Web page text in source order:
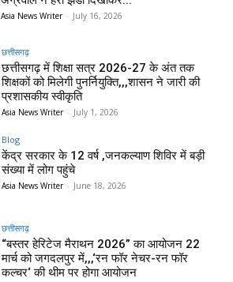
Asia News Writer - July 16, 2026
छत्तीसगढ़
छत्तीसगढ़ में शिक्षा सत्र 2026-27 के अंत तक
शिक्षकों को मिलेगी पुनर्नियुक्ति,,,शासन ने जारी की
प्रशासकीय स्वीकृति
Asia News Writer - July 1, 2026
Blog
केंद्र सरकार के 12 वर्ष ,जनकल्याण शिविर में बड़ी
संख्या में लोग पहुंचे
Asia News Writer - June 18, 2026
छत्तीसगढ़
“बस्तर हेरिटेज मैराथन 2026” का आयोजन 22
मार्च को जगदलपुर में,,,‘रन फॉर नेचर-रन फॉर
कल्चर‘ की थीम पर होगा आयोजन